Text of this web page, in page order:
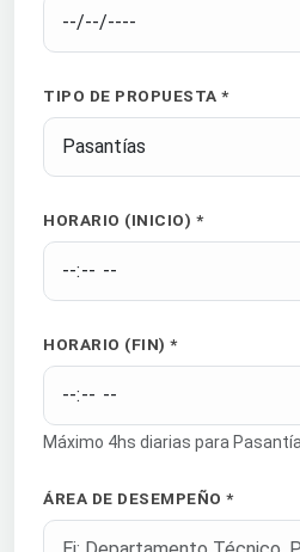
TIPO DE PROPUESTA *
HORARIO (INICIO) *
HORARIO (FIN) *
Máximo 4hs diarias para
ÁREA DE DESEMPEÑO *